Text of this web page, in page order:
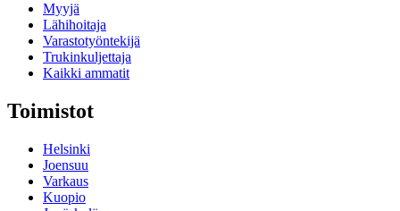
Myyjä
Lähihoitaja
Varastotyöntekijä
Trukinkuljettaja
Kaikki ammatit
Toimistot
Helsinki
Joensuu
Varkaus
Kuopio